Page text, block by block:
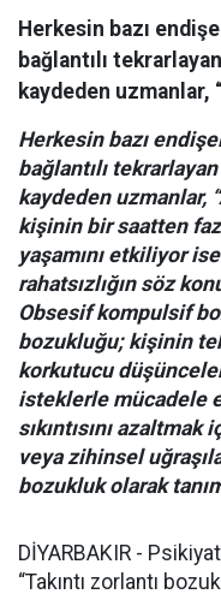
Herkesin bazı
bağlantılı
kaydeden uzmanlar,
Herkesin bazı
bağlantılı
kaydeden uzmanlar,
kişinin bir saatten
yaşamını etkiliyor
rahatsızlığın söz
Obsesif kompulsif
bozukluğu; kişinin
korkutucu
isteklerle mücadele
sıkıntısını azaltmak
veya zihinsel
bozukluk olarak
DİYARBAKIR -
“Takıntı zorlantı